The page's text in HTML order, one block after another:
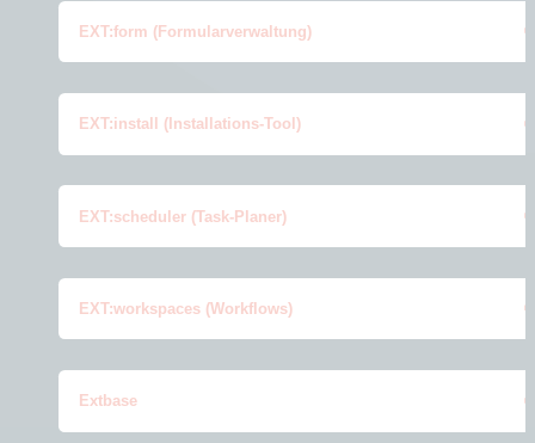
EXT:form (Formularverwaltung)
EXT:install (Installations-Tool)
EXT:scheduler (Task-Planer)
EXT:workspaces (Workflows)
Extbase